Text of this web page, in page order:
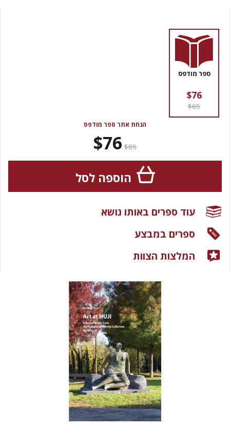
ספר מודפס
$76
$85
הנחת אתר ספר מודפס
$85
$76
הוספה לסל
עוד ספרים באותו נושא
ספרים במבצע
המלצות הצוות